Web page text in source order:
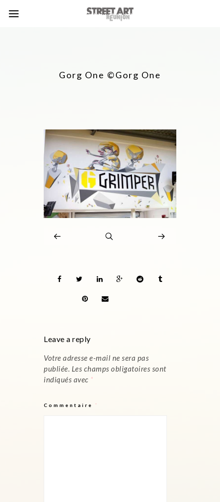
Gorg One ©Gorg One
Leave a reply
Votre adresse e-mail ne sera pas
publiée. Les champs obligatoires sont
indiqués avec *
Commentaire *